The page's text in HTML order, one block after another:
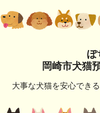
ぽ
岡崎市犬猫
大事な犬猫を安心でき